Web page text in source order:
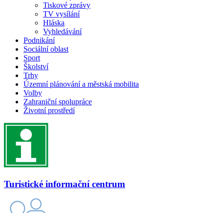
Tiskové zprávy
TV vysílání
Hláska
Vyhledávání
Podnikání
Sociální oblast
Sport
Školství
Trhy
Územní plánování a městská mobilita
Volby
Zahraniční spolupráce
Životní prostředí
Turistické informační centrum